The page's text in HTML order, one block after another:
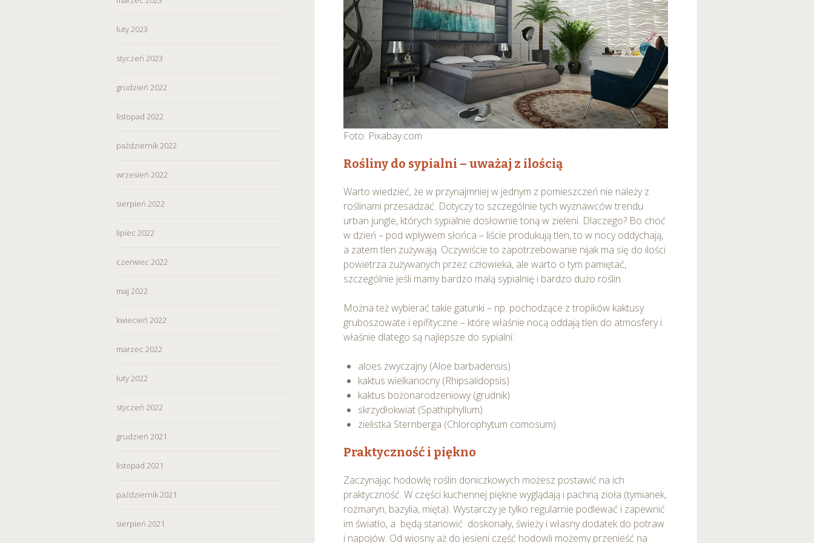
wycofać zgodę i dokonać zmiany ustawień dotyczących plików cookie w każdej chwili za pośrednictwem panelu
„Ustawienia plików cookie” dostępnego z poziomuPolityki prywatności – pliki cookie.
Możesz również dostosować wybory dotyczące plików cookie i udzielić zgody na wykorzystywanie plików cookie
w Serwisie tylko w wybranych przez Ciebie celach poprzez wybranie opcji „Dostosuj wybory”.
luty 2023
styczeń 2023
grudzień 2022
listopad 2022
październik 2022
wrzesień 2022
sierpień 2022
lipiec 2022
czerwiec 2022
maj 2022
kwiecień 2022
marzec 2022
luty 2022
styczeń 2022
grudzień 2021
listopad 2021
październik 2021
sierpień 2021
Foto: Pixabay.com
Rośliny do sypialni – uważaj z ilością
Warto wiedzieć, że w przynajmniej w jednym z pomieszczeń nie należy z
roślinami przesadzać. Dotyczy to szczególnie tych wyznawców trendu
urban jungle, których sypialnie dosłownie toną w zieleni. Dlaczego? Bo choć
w dzień – pod wpływem słońca – liście produkują tlen, to w nocy oddychają,
a zatem tlen zużywają. Oczywiście to zapotrzebowanie nijak ma się do ilości
powietrza zużywanych przez człowieka, ale warto o tym pamiętać,
szczególnie jeśli mamy bardzo małą sypialnię i bardzo dużo roślin.
Można też wybierać takie gatunki – np. pochodzące z tropików kaktusy
gruboszowate i epifityczne – które właśnie nocą oddają tlen do atmosfery i
właśnie dlatego są najlepsze do sypialni:
aloes zwyczajny (Aloe barbadensis)
kaktus wielkanocny (Rhipsalidopsis)
kaktus bożonarodzeniowy (grudnik)
skrzydłokwiat (Spathiphyllum)
zielistka Sternberga (Chlorophytum comosum)
Praktyczność i piękno
Zaczynając hodowlę roślin doniczkowych możesz postawić na ich
praktyczność. W części kuchennej piękne wyglądają i pachną zioła (tymianek,
rozmaryn, bazylia, mięta). Wystarczy je tylko regularnie podlewać i zapewnić
im światło, a będą stanowić doskonały, świeży i własny dodatek do potraw
i napojów. Od wiosny aż do jesieni część hodowli możemy przenieść na